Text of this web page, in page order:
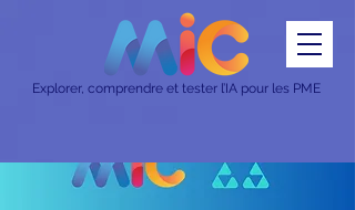
Explorer, comprendre et tester l’IA pour les PME